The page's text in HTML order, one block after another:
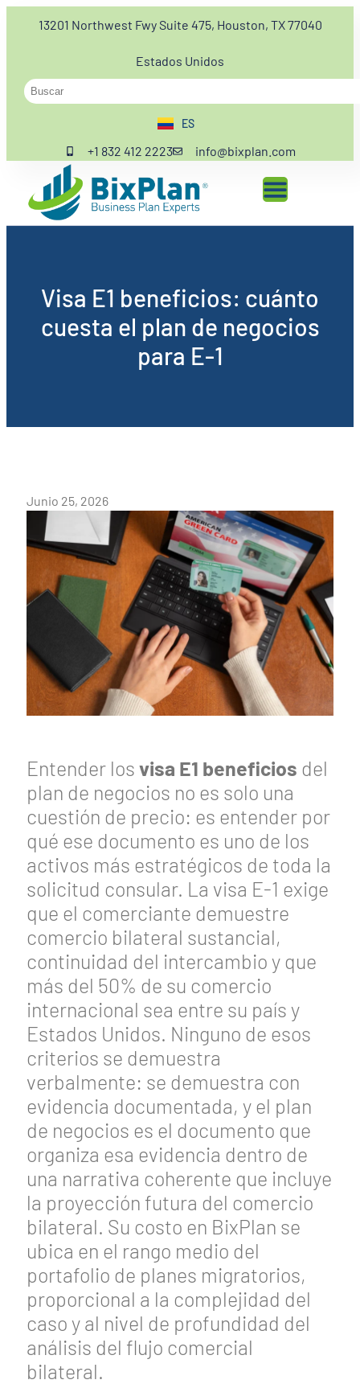
13201 Northwest Fwy Suite 475, Houston, TX 77040
Estados Unidos
ES
EN
+1 832 412 2223 info@bixplan.com
Visa E1 beneficios: cuánto
cuesta el plan de negocios
para E-1
Junio 25, 2026
Entender los visa E1 beneficios del
plan de negocios no es solo una
cuestión de precio: es entender por
qué ese documento es uno de los
activos más estratégicos de toda la
solicitud consular. La visa E-1 exige
que el comerciante demuestre
comercio bilateral sustancial,
continuidad del intercambio y que
más del 50% de su comercio
internacional sea entre su país y
Estados Unidos. Ninguno de esos
criterios se demuestra
verbalmente: se demuestra con
evidencia documentada, y el plan
de negocios es el documento que
organiza esa evidencia dentro de
una narrativa coherente que incluye
la proyección futura del comercio
bilateral. Su costo en BixPlan se
ubica en el rango medio del
portafolio de planes migratorios,
proporcional a la complejidad del
caso y al nivel de profundidad del
análisis del flujo comercial
bilateral.